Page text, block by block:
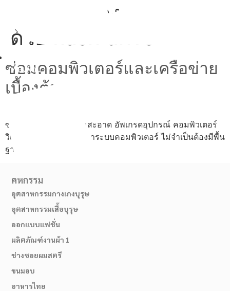
เพิ่มเพื่อน
การ ลง วินโดว์
ด้วย flash drive
ซ่อมคอมพิวเตอร์และเครือข่าย
เบื้องต้น
ซ่อม ประกอบ ทำความสะอาด อัพเกรดอุปกรณ์ คอมพิวเตอร์
วิเคราะห์และแก้ไขปัญหาระบบคอมพิวเตอร์ ไม่จำเป็นต้องมีพื้น
ฐาน
คหกรรม
อุตสาหกรรมกางเกงบุรุษ
อุตสาหกรรมเสื้อบุรุษ
ออกแบบแฟชั่น
ผลิตภัณฑ์งานผ้า 1
ช่างซอยผมสตรี
ขนมอบ
อาหารไทย